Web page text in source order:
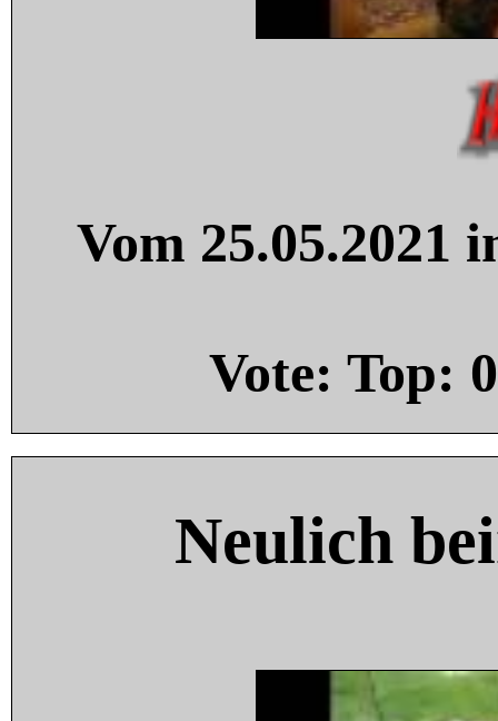
Vom 25.05.2021
Vote: Top: 0
Neulich